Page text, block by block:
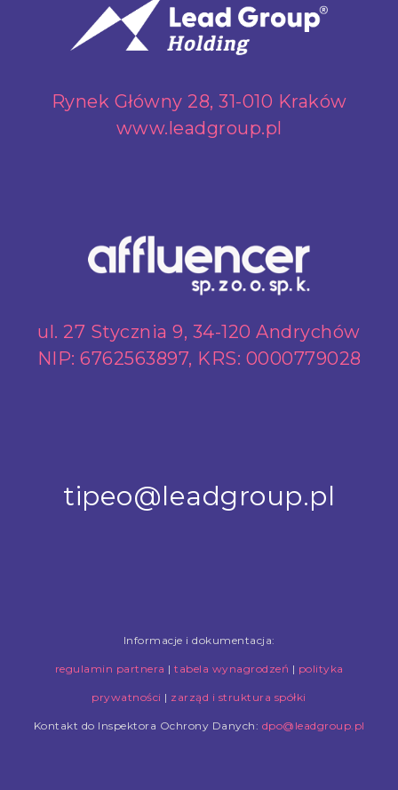
Rynek Główny 28, 31-010 Kraków
www.leadgroup.pl
ul. 27 Stycznia 9, 34-120 Andrychów
NIP: 6762563897, KRS: 0000779028
tipeo@leadgroup.pl
Informacje i dokumentacja:
regulamin partnera | tabela wynagrodzeń | polityka
prywatności | zarząd i struktura spółki
Kontakt do Inspektora Ochrony Danych: dpo@leadgroup.pl